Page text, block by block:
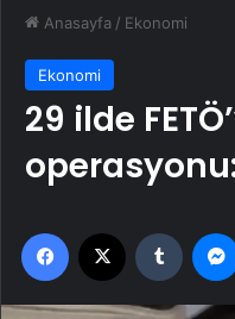
Anasayfa / Ekonomi
Ekonomi
29 ilde
Facebook Tumblr